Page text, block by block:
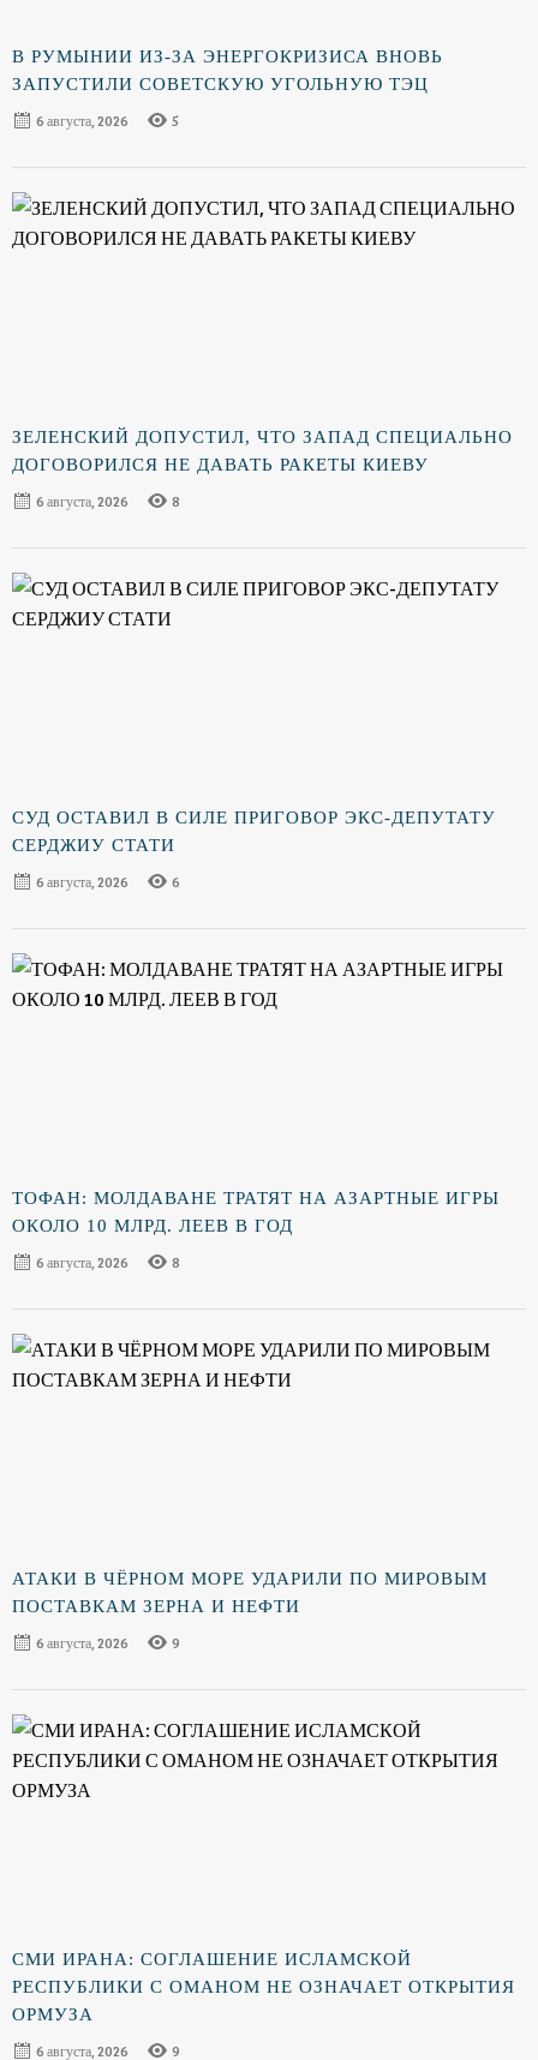
В РУМЫНИИ ИЗ-ЗА ЭНЕРГОКРИЗИСА ВНОВЬ
ЗАПУСТИЛИ СОВЕТСКУЮ УГОЛЬНУЮ ТЭЦ
6 августа, 2026
5
ЗЕЛЕНСКИЙ ДОПУСТИЛ, ЧТО ЗАПАД СПЕЦИАЛЬНО
ДОГОВОРИЛСЯ НЕ ДАВАТЬ РАКЕТЫ КИЕВУ
6 августа, 2026
8
СУД ОСТАВИЛ В СИЛЕ ПРИГОВОР ЭКС-ДЕПУТАТУ
СЕРДЖИУ СТАТИ
6 августа, 2026
6
ТОФАН: МОЛДАВАНЕ ТРАТЯТ НА АЗАРТНЫЕ ИГРЫ
ОКОЛО 10 МЛРД. ЛЕЕВ В ГОД
6 августа, 2026
8
АТАКИ В ЧЁРНОМ МОРЕ УДАРИЛИ ПО МИРОВЫМ
ПОСТАВКАМ ЗЕРНА И НЕФТИ
6 августа, 2026
9
СМИ ИРАНА: СОГЛАШЕНИЕ ИСЛАМСКОЙ
РЕСПУБЛИКИ С ОМАНОМ НЕ ОЗНАЧАЕТ ОТКРЫТИЯ
ОРМУЗА
6 августа, 2026
9